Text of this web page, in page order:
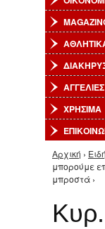
ΑΓΓΕΛΙΕΣ
ΧΡΗΣΙΜΑ
Είστε
Αρχική ›
μπορούμε
μπροστά ›